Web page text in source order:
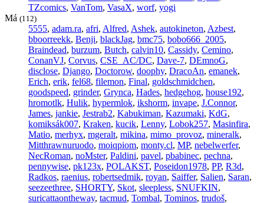
TZcomics, VanTom, VasaX, worf, yogi
Má (112)
5555, adam.ra, afri, Alfred, Ashek, autokineton, Azbest,
bboorreekk, Benji, blackJag, bmc75, bobo666_2005,
Braindead, burzum, Butch, calvin10, Cassidy, Cemino,
ConanVJ, Corvus, CSE_AC/DC, Dave-7, DEmnoG,
disclose, Django, Doctorow, doophy, DracoAn, emanek,
Erich, erik, fel68, filemon, Final, goldschmidchen,
goodspeed, grinder, Grynca, Hades, hedgehog, house192,
hromotlk, Hulik, hypermlok, ikshorm, invape, J.Connor,
James, jankie, Jestrab2, Kabukiman, Kazumaki, KdG,
komiksák007, Kraken, kucik, Lenny, Lobok257, Masinfira,
Matio, merhyx, mgeralt, mikina, mimo_provoz, mineralk,
Mitthrawnuruodo, moiqpiom, monty.cl, MP, nebelwerfer,
NecRoman, noMster, Paldini, pavel, pbabinec, pechna,
pennywise, pk123x, POLAKST, Poseidon1978, PP, R3d,
Radkos, raenius, robertsedmik, royan, Saiffer, Salien, Saran,
seezeethree, SHORTY, Skot, sleepless, SNUFKIN,
suricattaontheway, tacmud, Tombal, Tominos, trudoš,